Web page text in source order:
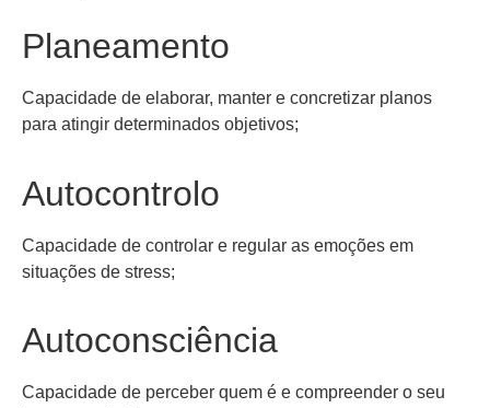
Planeamento
Capacidade de elaborar, manter e concretizar planos
para atingir determinados objetivos;
Autocontrolo
Capacidade de controlar e regular as emoções em
situações de stress;
Autoconsciência
Capacidade de perceber quem é e compreender o seu